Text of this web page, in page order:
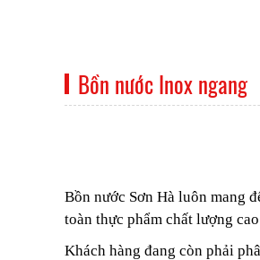
Bồn nước Inox ngang
Bồn nước Sơn Hà luôn mang
toàn thực phẩm chất lượng
Khách hàng đang còn phải